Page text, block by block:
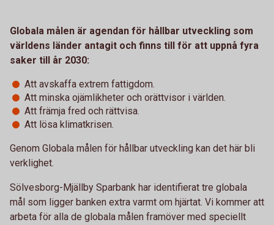
Globala målen är agendan för hållbar utveckling som
världens länder antagit och finns till för att uppnå fyra
saker till år 2030:
Att avskaffa extrem fattigdom.
Att minska ojämlikheter och orättvisor i världen.
Att främja fred och rättvisa.
Att lösa klimatkrisen.
Genom Globala målen för hållbar utveckling kan det här bli
verklighet.
Sölvesborg-Mjällby Sparbank har identifierat tre globala
mål som ligger banken extra varmt om hjärtat. Vi kommer att
arbeta för alla de globala målen framöver med speciellt